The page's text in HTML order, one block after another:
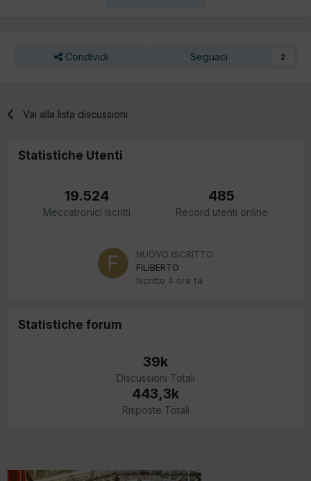
Condividi Seguaci 2
Vai alla lista discussioni
Statistiche Utenti
19.524
Meccatronici iscritti
485
Record utenti online
NUOVO ISCRITTO
FILIBERTO
Iscritto 4 ore fa
Statistiche forum
39k
Discussioni Totali
443,3k
Risposte Totali